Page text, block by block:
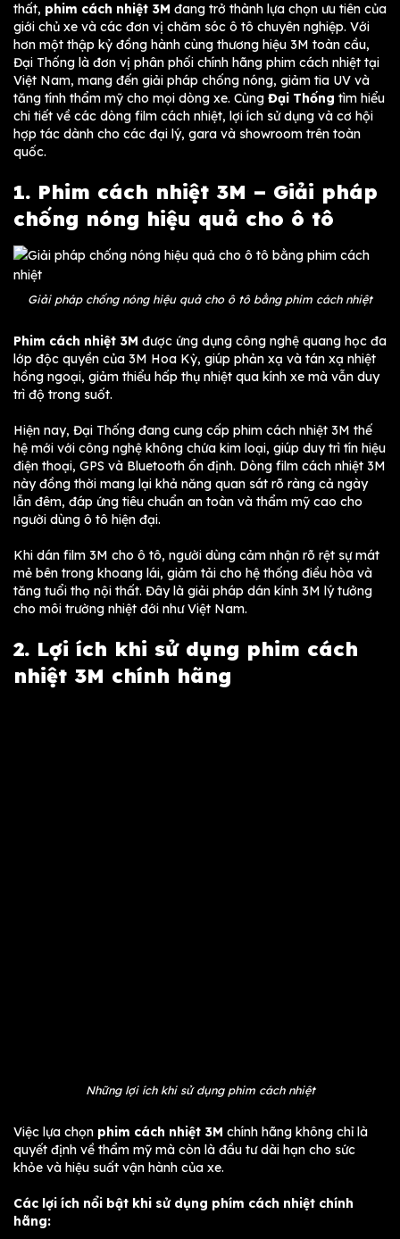
thất, phim cách nhiệt 3M đang trở thành lựa chọn ưu tiên của
giới chủ xe và các đơn vị chăm sóc ô tô chuyên nghiệp. Với
hơn một thập kỷ đồng hành cùng thương hiệu 3M toàn cầu,
Đại Thống là đơn vị phân phối chính hãng phim cách nhiệt tại
Việt Nam, mang đến giải pháp chống nóng, giảm tia UV và
tăng tính thẩm mỹ cho mọi dòng xe. Cùng Đại Thống tìm hiểu
chi tiết về các dòng film cách nhiệt, lợi ích sử dụng và cơ hội
hợp tác dành cho các đại lý, gara và showroom trên toàn
quốc.
1. Phim cách nhiệt 3M – Giải pháp
chống nóng hiệu quả cho ô tô
Giải pháp chống nóng hiệu quả cho ô tô bằng phim cách nhiệt
Phim cách nhiệt 3M được ứng dụng công nghệ quang học đa
lớp độc quyền của 3M Hoa Kỳ, giúp phản xạ và tán xạ nhiệt
hồng ngoại, giảm thiểu hấp thụ nhiệt qua kính xe mà vẫn duy
trì độ trong suốt.
Hiện nay, Đại Thống đang cung cấp phim cách nhiệt 3M thế
hệ mới với công nghệ không chứa kim loại, giúp duy trì tín hiệu
điện thoại, GPS và Bluetooth ổn định. Dòng film cách nhiệt 3M
này đồng thời mang lại khả năng quan sát rõ ràng cả ngày
lẫn đêm, đáp ứng tiêu chuẩn an toàn và thẩm mỹ cao cho
người dùng ô tô hiện đại.
Khi dán film 3M cho ô tô, người dùng cảm nhận rõ rệt sự mát
mẻ bên trong khoang lái, giảm tải cho hệ thống điều hòa và
tăng tuổi thọ nội thất. Đây là giải pháp dán kính 3M lý tưởng
cho môi trường nhiệt đới như Việt Nam.
2. Lợi ích khi sử dụng phim cách
nhiệt 3M chính hãng
Những lợi ích khi sử dụng phim cách nhiệt
Việc lựa chọn phim cách nhiệt 3M chính hãng không chỉ là
quyết định về thẩm mỹ mà còn là đầu tư dài hạn cho sức
khỏe và hiệu suất vận hành của xe.
Các lợi ích nổi bật khi sử dụng phím cách nhiệt chính
hãng: